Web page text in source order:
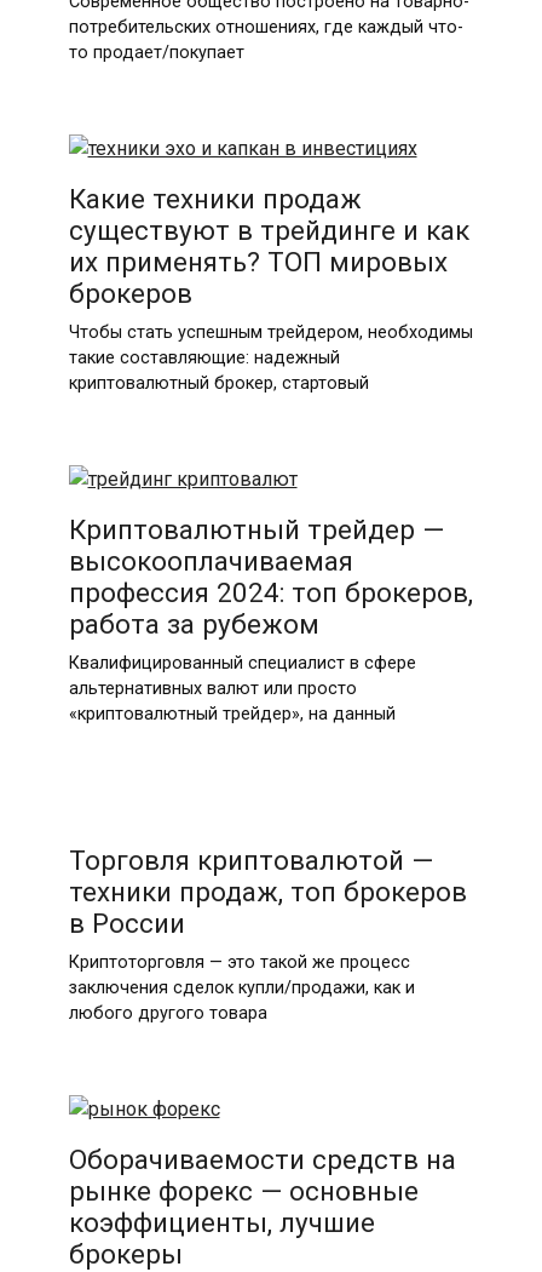
потребительских отношениях, где каждый что-
то продает/покупает
Какие техники продаж
существуют в трейдинге и как
их применять? ТОП мировых
брокеров
Чтобы стать успешным трейдером, необходимы
такие составляющие: надежный
криптовалютный брокер, стартовый
Криптовалютный трейдер —
высокооплачиваемая
профессия 2024: топ брокеров,
работа за рубежом
Квалифицированный специалист в сфере
альтернативных валют или просто
«криптовалютный трейдер», на данный
Торговля криптовалютой —
техники продаж, топ брокеров
в России
Криптоторговля — это такой же процесс
заключения сделок купли/продажи, как и
любого другого товара
Оборачиваемости средств на
рынке форекс — основные
коэффициенты, лучшие
брокеры